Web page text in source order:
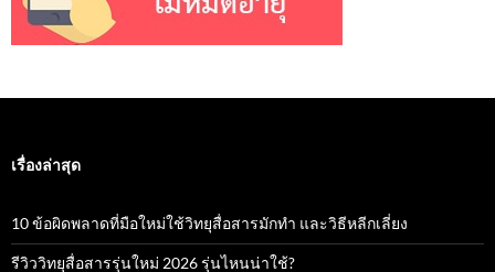
เรื่องล่าสุด
10 ข้อผิดพลาดที่มือใหม่ใช้วิทยุสื่อสารมักทำ และวิธีหลีกเลี่ยง
รีวิววิทยุสื่อสารรุ่นใหม่ 2026 รุ่นไหนน่าใช้?